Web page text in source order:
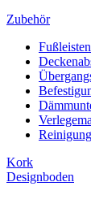
Zubehör
Fußleisten
Kork
Designboden